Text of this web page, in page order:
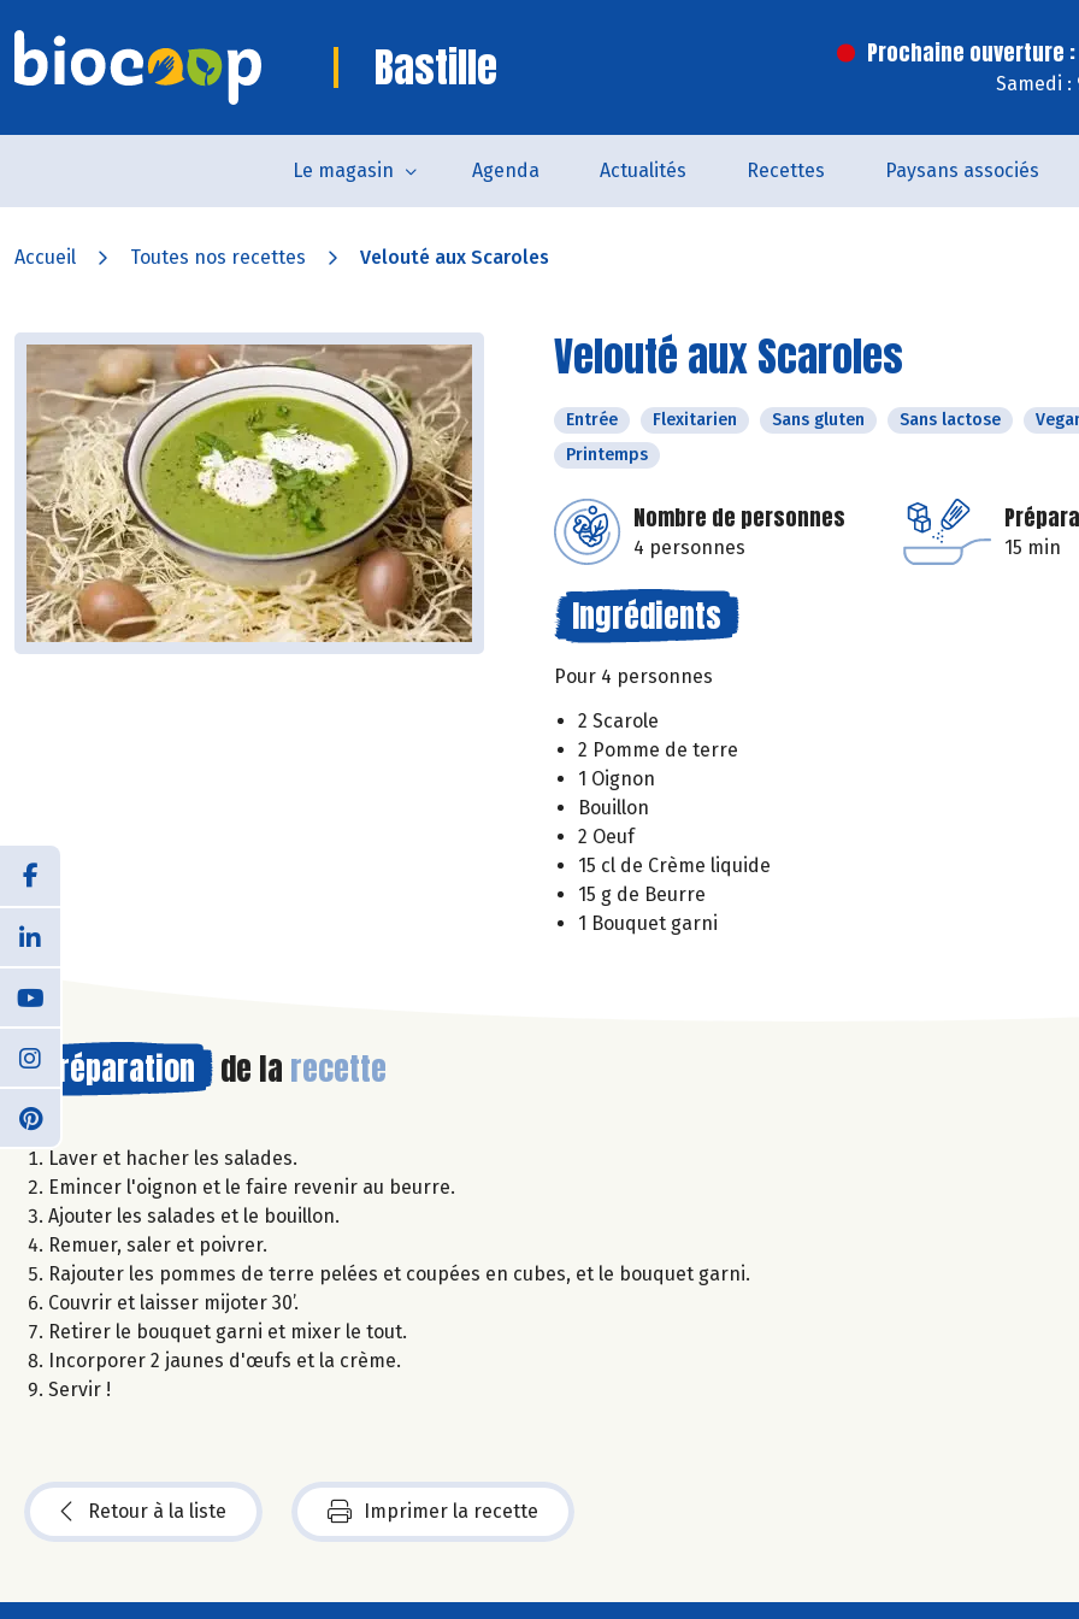
Bastille Prochaine ouverture
Samedi :
Le magasin Agenda Actualités Recettes Paysans associés
Accueil Toutes nos recettes Velouté aux Scaroles
Velouté aux Scaroles
Entrée Flexitarien Sans gluten Sans lactose
Printemps
Nombre de personnes
4 personnes 15 min
Ingrédients
Pour 4 personnes
2 Scarole
2 Pomme de terre
1 Oignon
Bouillon
2 Oeuf
15 cl de Crème liquide
15 g de Beurre
1 Bouquet garni
Préparation de la recette
Laver et hacher les salades.
Emincer l'oignon et le faire revenir au beurre.
Ajouter les salades et le bouillon.
Remuer, saler et poivrer.
Rajouter les pommes de terre pelées et coupées en cubes, et le bouquet garni.
Couvrir et laisser mijoter 30’.
Retirer le bouquet garni et mixer le tout.
Incorporer 2 jaunes d'œufs et la crème.
Servir !
Retour à la liste Imprimer la recette